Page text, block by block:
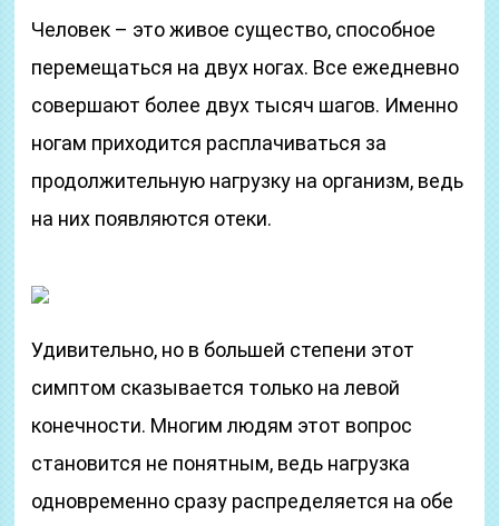
Человек – это живое существо, способное
перемещаться на двух ногах. Все ежедневно
совершают более двух тысяч шагов. Именно
ногам приходится расплачиваться за
продолжительную нагрузку на организм, ведь
на них появляются отеки.
Удивительно, но в большей степени этот
симптом сказывается только на левой
конечности. Многим людям этот вопрос
становится не понятным, ведь нагрузка
одновременно сразу распределяется на обе